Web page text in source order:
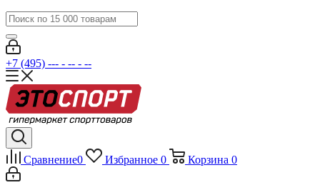
+7 (495) --- - -- - --
Сравнение0 Избранное 0 Корзина 0